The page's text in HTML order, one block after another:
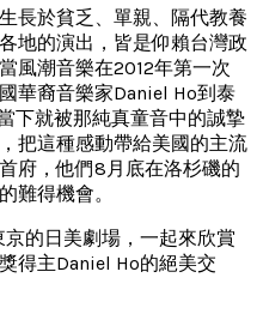
長於貧乏、單親、隔代教養
地的演出，皆是仰賴台灣政
風潮音樂在2012年第一次
華裔音樂家Daniel Ho到泰
下就被那純真童音中的誠摯
把這種感動帶給美國的主流
府，他們8月底在洛杉磯的
難得機會。
的日美劇場，一起來欣賞
得主Daniel Ho的絕美交